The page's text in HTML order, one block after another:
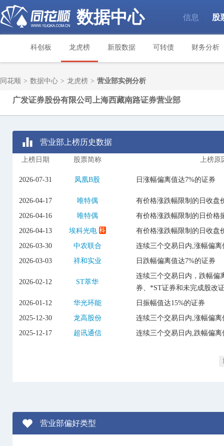
数据中心 信息 股
科创板 龙虎榜 新股数据 可转债 财务分析
同花顺 > 数据中心 > 龙虎榜 > 营业部实例分析
广发证券股份有限公司上海西藏南路证券营业部
营业部上榜历史数据
上榜日期 股票简称 上榜原
2026-07-31 凤凰B股 日涨幅偏离值达7%的证券
2026-04-17 唯特偶
有价格涨跌幅限制的日收盘
2026-04-16
唯特偶
有价格涨跌幅限制的日价格
2026-04-13
埃科光电
有价格涨跌幅限制的日收盘
2026-03-30
中农联合
连续三个交易日内,涨幅偏离
2026-03-03
祥和实业 日跌幅偏离值达7%的证券
2026-02-12 ST萃华
连续三个交易日内，跌幅偏
券、*ST证券和未完成股改
2026-01-12
华光环能
日振幅值达15%的证券
2025-12-30
龙高股份
连续三个交易日内,涨幅偏离
2025-12-17
超讯通信 连续三个交易日内,跌幅偏离
营业部偏好类型